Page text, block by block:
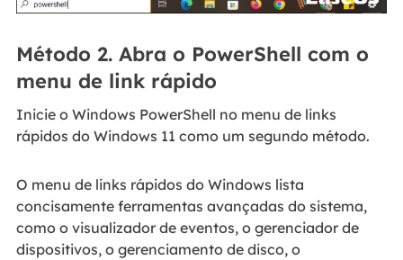
Método 2. Abra o PowerShell com o
menu de link rápido
Inicie o Windows PowerShell no menu de links
rápidos do Windows 11 como um segundo método.
O menu de links rápidos do Windows lista
concisamente ferramentas avançadas do sistema,
como o visualizador de eventos, o gerenciador de
dispositivos, o gerenciamento de disco, o